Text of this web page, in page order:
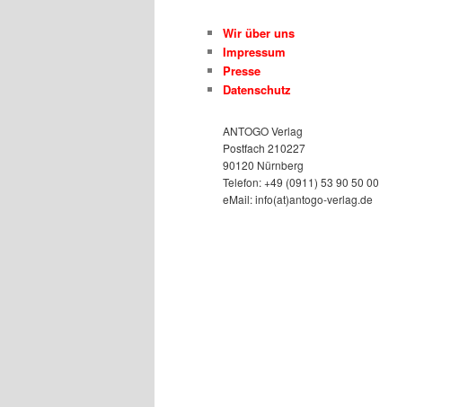
Wir über uns
Impressum
Presse
Datenschutz
ANTOGO Verlag
Postfach 210227
90120 Nürnberg
Telefon: +49 (0911) 53 90 50 00
eMail: info(at)antogo-verlag.de